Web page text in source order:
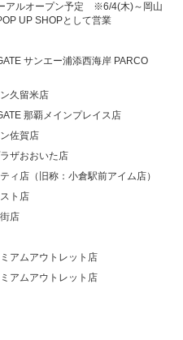
アルオープン予定 ※6/4(木)～岡山
UP SHOPとして営業
サンエー浦添西海岸 PARCO
久留米店
那覇メインプレイス店
佐賀店
ザおおいた店
ィ店（旧称：小倉駅前アイム店）
ト店
店
アムアウトレット店
アムアウトレット店